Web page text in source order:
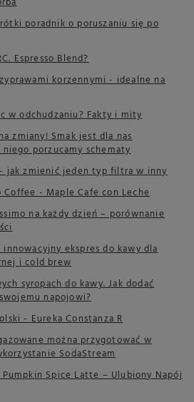
poradnik o poruszaniu się po
Espresso Blend?
korzennymi - idealne na
w odchudzaniu? Fakty i mity
zmiany! Smak jest dla nas
porzucamy schematy
jak zmienić jeden typ filtra w inny
Coffee - Maple Cafe con Leche
na każdy dzień – porównanie
innowacyjny ekspres do kawy dla
i cold brew
syropach do kawy. Jak dodać
napojowi?
- Eureka Constanza R
można przygotować w
SodaStream
Spice Latte – Ulubiony Napój